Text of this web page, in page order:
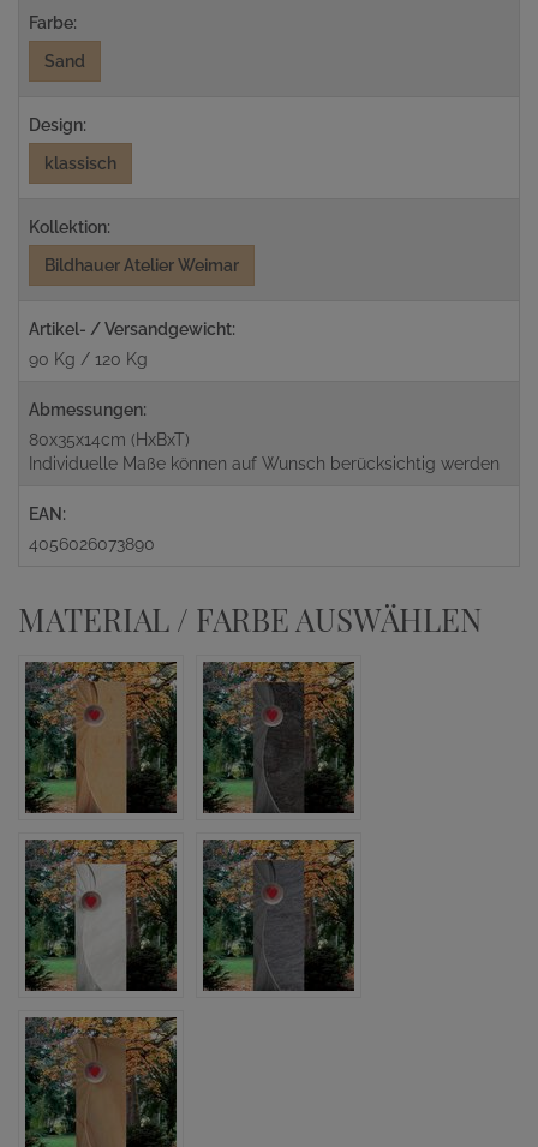
Farbe:
Sand
Design:
klassisch
Kollektion:
Bildhauer Atelier Weimar
Artikel- / Versandgewicht:
90 Kg / 120 Kg
Abmessungen:
80x35x14cm (HxBxT)
Individuelle Maße können auf Wunsch berücksichtig werden
EAN:
4056026073890
MATERIAL / FARBE AUSWÄHLEN